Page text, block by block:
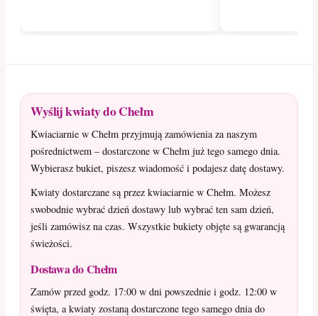
Wyślij kwiaty do Chełm
Kwiaciarnie w Chełm przyjmują zamówienia za naszym
pośrednictwem – dostarczone w Chełm już tego samego dnia.
Wybierasz bukiet, piszesz wiadomość i podajesz datę dostawy.
Kwiaty dostarczane są przez kwiaciarnie w Chełm. Możesz
swobodnie wybrać dzień dostawy lub wybrać ten sam dzień,
jeśli zamówisz na czas. Wszystkie bukiety objęte są gwarancją
świeżości.
Dostawa do Chełm
Zamów przed godz. 17:00 w dni powszednie i godz. 12:00 w
święta, a kwiaty zostaną dostarczone tego samego dnia do